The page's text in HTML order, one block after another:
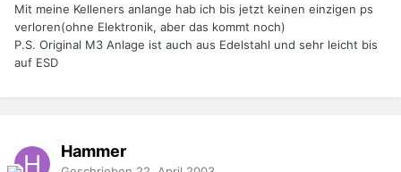
Mit meine Kelleners anlange hab ich bis jetzt keinen einzigen ps
verloren(ohne Elektronik, aber das kommt noch)
P.S. Original M3 Anlage ist auch aus Edelstahl und sehr leicht bis
auf ESD
Hammer